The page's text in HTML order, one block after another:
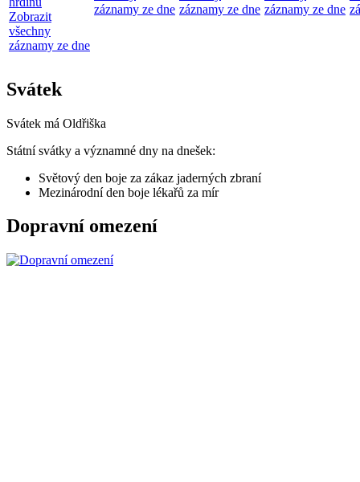
Zobrazit
všechny
záznamy ze dne
záznamy ze dne záznamy ze dne záznamy ze dne
Svátek
Svátek má Oldřiška
Státní svátky a významné dny na dnešek:
Světový den boje za zákaz jaderných zbraní
Mezinárodní den boje lékařů za mír
Dopravní omezení